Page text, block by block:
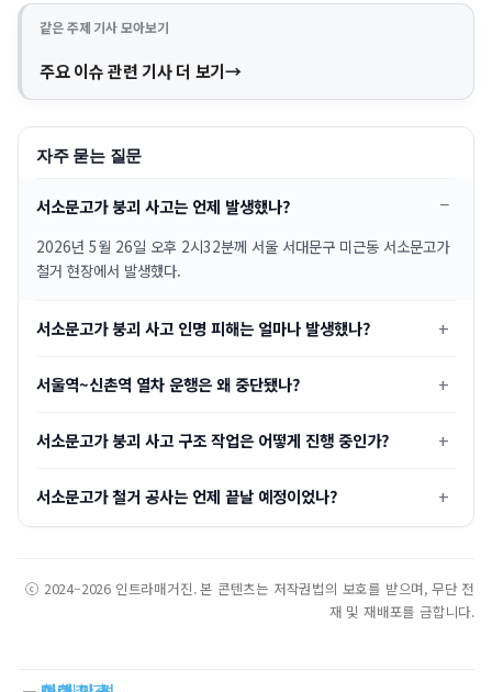
같은 주제 기사 모아보기
주요 이슈 관련 기사 더 보기
자주 묻는 질문
서소문고가 붕괴 사고는 언제 발생했나?
2026년 5월 26일 오후 2시32분께 서울 서대문구 미근동 서소문고가
철거 현장에서 발생했다.
서소문고가 붕괴 사고 인명 피해는 얼마나 발생했나?
서울역~신촌역 열차 운행은 왜 중단됐나?
서소문고가 붕괴 사고 구조 작업은 어떻게 진행 중인가?
서소문고가 철거 공사는 언제 끝날 예정이었나?
ⓒ 2024–2026 인트라매거진. 본 콘텐츠는 저작권법의 보호를 받으며, 무단 전
재 및 재배포를 금합니다.